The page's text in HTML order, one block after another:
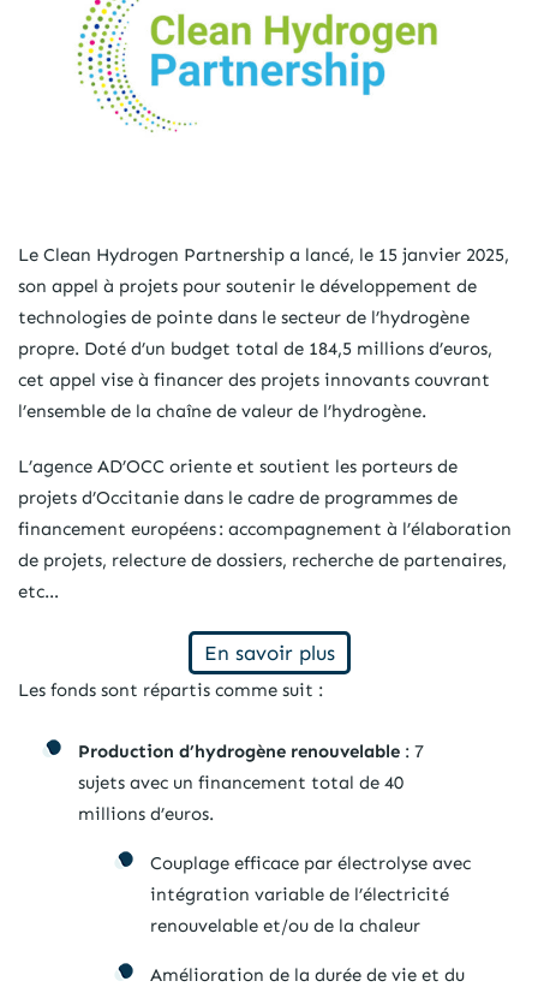
Le Clean Hydrogen Partnership a lancé, le 15 janvier 2025,
son appel à projets pour soutenir le développement de
technologies de pointe dans le secteur de l’hydrogène
propre. Doté d’un budget total de 184,5 millions d’euros,
cet appel vise à financer des projets innovants couvrant
l’ensemble de la chaîne de valeur de l’hydrogène.
L’agence AD’OCC oriente et soutient les porteurs de
projets d’Occitanie dans le cadre de programmes de
financement européens : accompagnement à l’élaboration
de projets, relecture de dossiers, recherche de partenaires,
etc…
En savoir plus
Les fonds sont répartis comme suit :
Production d’hydrogène renouvelable : 7
sujets avec un financement total de 40
millions d’euros.
Couplage efficace par électrolyse avec
intégration variable de l’électricité
renouvelable et/ou de la chaleur
Amélioration de la durée de vie et du